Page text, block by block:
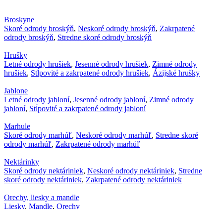
Broskyne
Skoré odrody broskýň, Neskoré odrody broskýň, Zakrpatené
odrody broskýň, Stredne skoré odrody broskýň
Hrušky
Letné odrody hrušiek, Jesenné odrody hrušiek, Zimné odrody
hrušiek, Stĺpovité a zakrpatené odrody hrušiek, Ázijské hrušky
Jablone
Letné odrody jabloní, Jesenné odrody jabloní, Zimné odrody
jabloní, Stĺpovité a zakrpatené odrody jabloní
Marhule
Skoré odrody marhúľ, Neskoré odrody marhúľ, Stredne skoré
odrody marhúľ, Zakrpatené odrody marhúľ
Nektárinky
Skoré odrody nektáriniek, Neskoré odrody nektáriniek, Stredne
skoré odrody nektáriniek, Zakrpatené odrody nektáriniek
Orechy, liesky a mandle
Liesky, Mandle, Orechy